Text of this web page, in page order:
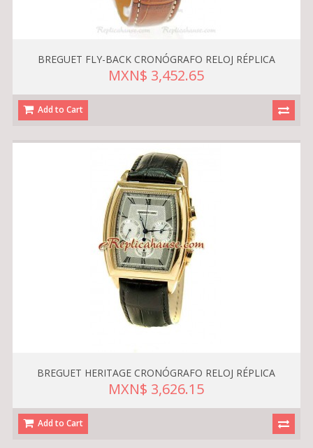
BREGUET FLY-BACK CRONÓGRAFO RELOJ RÉPLICA
MXN$ 3,452.65
Add to Cart
BREGUET HERITAGE CRONÓGRAFO RELOJ RÉPLICA
MXN$ 3,626.15
Add to Cart